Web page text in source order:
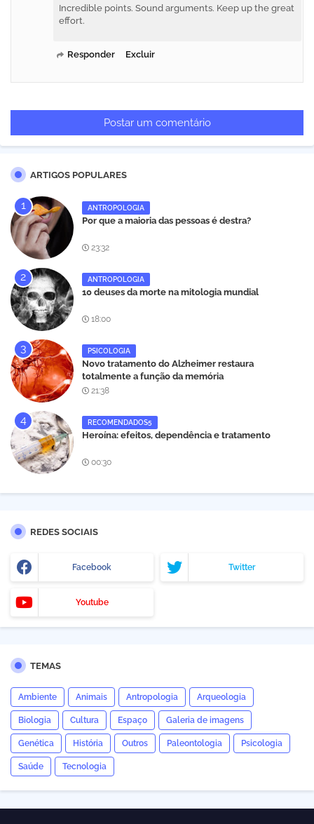
Incredible points. Sound arguments. Keep up the great
effort.
Responder Excluir
Postar um comentário
ARTIGOS POPULARES
ANTROPOLOGIA
Por que a maioria das pessoas é destra?
23:32
ANTROPOLOGIA
10 deuses da morte na mitologia mundial
18:00
PSICOLOGIA
Novo tratamento do Alzheimer restaura
totalmente a função da memória
21:38
RECOMENDADOS5
Heroína: efeitos, dependência e tratamento
00:30
REDES SOCIAIS
Facebook Twitter
Youtube
TEMAS
Ambiente Animais Antropologia Arqueologia
Biologia Cultura Espaço Galeria de imagens
Genética História Outros Paleontologia Psicologia
Saúde Tecnologia